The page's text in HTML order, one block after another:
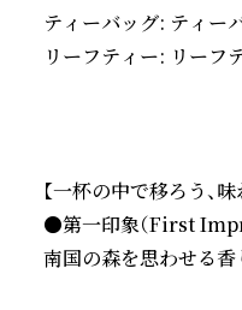
ティーバッグ: ティー
リーフティー: リーフ
【一杯の中で移ろう、
●第一印象（First
南国の森を思わせる